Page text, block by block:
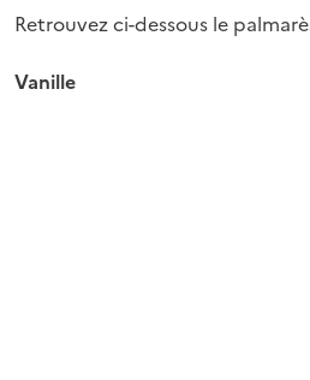
Retrouvez ci-dessous le
Vanille